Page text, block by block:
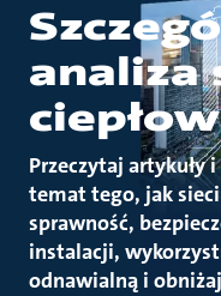
analiza
Przeczytaj artykuły
temat tego, jak
sprawność,
instalacji,
odnawialną i